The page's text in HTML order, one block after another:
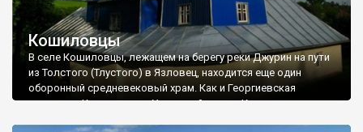
Кошиловцы
В селе Кошиловцы, лежащем на берегу реки Джурин на пути
из Толстого (Тлустого) в Язловец, находится еще один
оборонный средневековый храм. Как и Георгиевская
церковь в Касперовцах, Успенский храм в Кошиловцах